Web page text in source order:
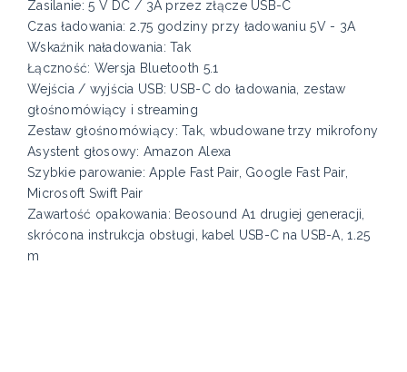
Zasilanie: 5 V DC / 3A przez złącze USB-C
Czas ładowania: 2.75 godziny przy ładowaniu 5V - 3A
Wskaźnik naładowania: Tak
Łączność: Wersja Bluetooth 5.1
Wejścia / wyjścia USB: USB-C do ładowania, zestaw
głośnomówiący i streaming
Zestaw głośnomówiący: Tak, wbudowane trzy mikrofony
Asystent głosowy: Amazon Alexa
Szybkie parowanie: Apple Fast Pair, Google Fast Pair,
Microsoft Swift Pair
Zawartość opakowania: Beosound A1 drugiej generacji,
skrócona instrukcja obsługi, kabel USB-C na USB-A, 1.25
m